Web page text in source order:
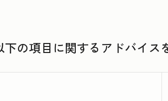
の項目に関するアドバイス